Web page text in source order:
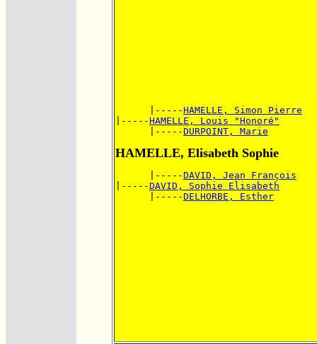
      |-----
HAMELLE, Simon Pierre
|-----HAMELLE, Louis "Honoré"
      |-----
DURPOINT, Marie
HAMELLE, Elisabeth Sophie
      |-----
DAVID, Jean François
|-----DAVID, Sophie Elisabeth
      |-----
DELHORBE, Esther